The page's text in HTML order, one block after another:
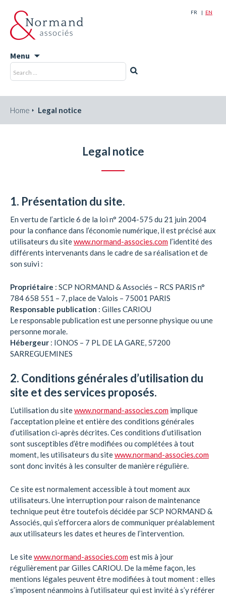
FR EN
Menu
Skip
to
Search
for:
Home Legal notice
Legal notice
1. Présentation du site.
En vertu de l’article 6 de la loi n° 2004-575 du 21 juin 2004
pour la confiance dans l’économie numérique, il est précisé aux
utilisateurs du sitewww.normand-associes.com l’identité des
différents intervenants dans le cadre de sa réalisation et de
son suivi :
Propriétaire : SCP NORMAND & Associés – RCS PARIS n°
784 658 551 – 7, place de Valois – 75001 PARIS
Responsable publication : Gilles CARIOU
Le responsable publication est une personne physique ou une
personne morale.
Hébergeur : IONOS – 7 PL DE LA GARE, 57200
SARREGUEMINES
2. Conditions générales d’utilisation du
site et des services proposés.
L’utilisation du sitewww.normand-associes.com implique
l’acceptation pleine et entière des conditions générales
d’utilisation ci-après décrites. Ces conditions d’utilisation
sont susceptibles d’être modifiées ou complétées à tout
moment, les utilisateurs du sitewww.normand-associes.com
sont donc invités à les consulter de manière régulière.
Ce site est normalement accessible à tout moment aux
utilisateurs. Une interruption pour raison de maintenance
technique peut être toutefois décidée par SCP NORMAND &
Associés, qui s’efforcera alors de communiquer préalablement
aux utilisateurs les dates et heures de l’intervention.
Le sitewww.normand-associes.comest mis à jour
régulièrement par Gilles CARIOU. De la même façon, les
mentions légales peuvent être modifiées à tout moment : elles
s’imposent néanmoins à l’utilisateur qui est invité à s’y référer